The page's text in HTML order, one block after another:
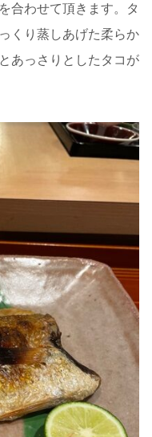
合わせて頂きます。タ
くり蒸しあげた柔らか
あっさりとしたタコが